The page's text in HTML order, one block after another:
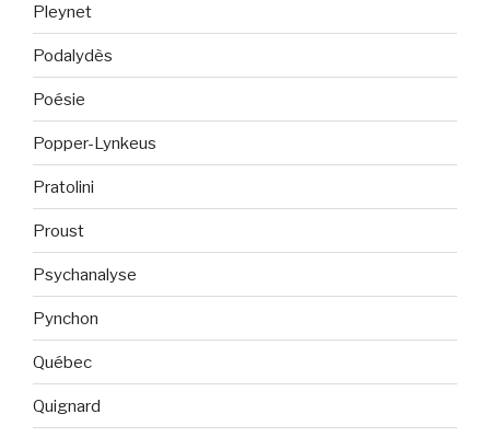
Pleynet
Podalydès
Poésie
Popper-Lynkeus
Pratolini
Proust
Psychanalyse
Pynchon
Québec
Quignard